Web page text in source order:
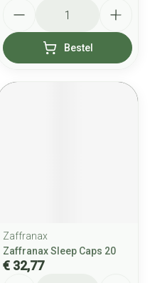
Bestel
Zaffranax
Zaffranax Sleep Caps 20
€ 32,77